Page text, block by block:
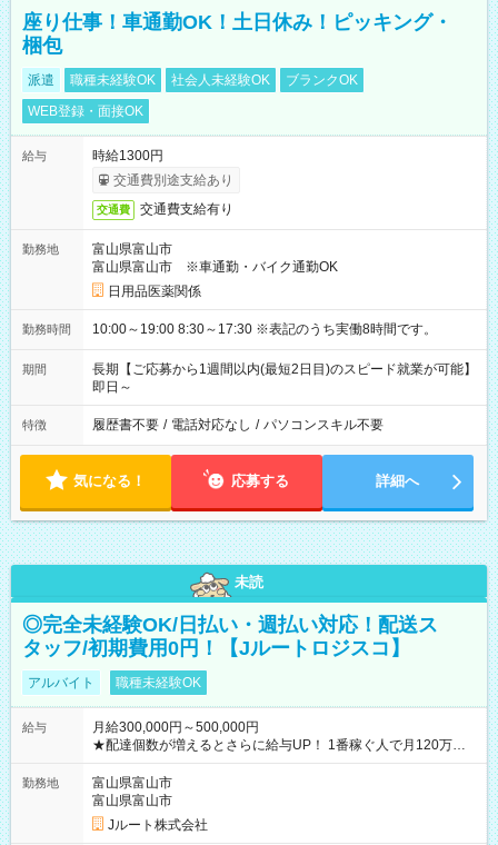
座り仕事！車通勤OK！土日休み！ピッキング・
梱包
派遣 職種未経験OK 社会人未経験OK
ブランクOK
WEB登録・面接OK
給与
時給1300円
交通費別途支給あり
交通費 交通費支給有り
勤務地
富山県富山市
富山県富山市 ※車通勤・バイク通勤OK
日用品医薬関係
勤務時間 10:00～19:00 8:30～17:30 ※表記のうち実働8時間です。
期間
長期【ご応募から1週間以内(最短2日目)のスピード就業が可能】
即日～
特徴 履歴書不要 / 電話対応なし / パソコンスキル不要
気になる！ 応募する 詳細へ
未読
◎完全未経験OK/日払い・週払い対応！配送ス
タッフ/初期費用0円！【Jルートロジスコ】
アルバイト 職種未経験OK
給与
月給300,000円～500,000円
★配達個数が増えるとさらに給与UP！ 1番稼ぐ人で月120万ほ
ど！ ・主要都市エリア 月収55万円／週5日稼働 月収65万~112
万円／週6日稼働 ・地方郊外エリア 月収40万円／週5日稼働 月
収40万円~50万円／週6日稼働 ＜モデルイメージ＞ ■月収50万
円 (27歳男性/江東区在住)※元建築関係 1日150個配達×25日勤務
(日休み) ■月収80万円(43歳男性/墨田区在住)※元営業 1日200個
勤務地
富山県富山市
富山県富山市
Jルート株式会社